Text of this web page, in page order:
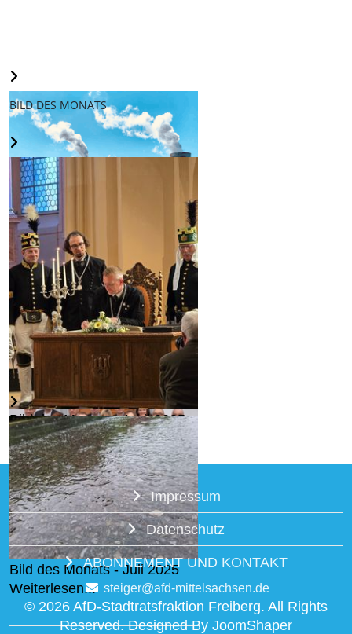
"Freiberg klimaneutral" -
Wahlprüfsteine
Weiterlesen...
AfD stellt Kandidaten für den
Freiberger Stadtrat auf...
Weiterlesen...
BILD DES MONATS
Bild des Monats - April 2025
Weiterlesen...
Bild des Monats - Juli 2025
Weiterlesen...
Impressum
Datenschutz
ABONNEMENT UND KONTAKT
steiger@afd-mittelsachsen.de
© 2026 AfD-Stadtratsfraktion Freiberg. All Rights
Reserved. Designed By JoomShaper